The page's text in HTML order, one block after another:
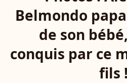
Belmondo
de son
conquis par ce
fils !